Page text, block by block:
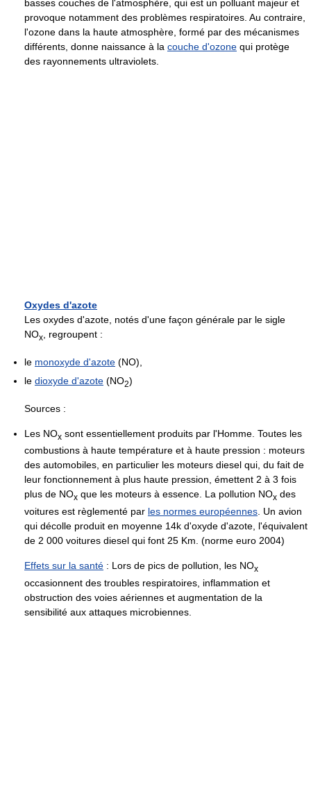
basses couches de l'atmosphère, qui est un polluant majeur et
provoque notamment des problèmes respiratoires. Au contraire,
l'ozone dans la haute atmosphère, formé par des mécanismes
différents, donne naissance à la couche d'ozone qui protège
des rayonnements ultraviolets.
Oxydes d'azote
Les oxydes d'azote, notés d'une façon générale par le sigle
NOx , regroupent :
le monoxyde d'azote (NO),
le dioxyde d'azote (NO2)
Sources :
Les NOx sont essentiellement produits par l'Homme. Toutes les
combustions à haute température et à haute pression : moteurs
des automobiles, en particulier les moteurs diesel qui, du fait de
leur fonctionnement à plus haute pression, émettent 2 à 3 fois
plus de NOx que les moteurs à essence. La pollution NOx des
voitures est règlementé par les normes européennes . Un avion
qui décolle produit en moyenne 14k d'oxyde d'azote, l'équivalent
de 2 000 voitures diesel qui font 25 Km. (norme euro 2004)
Effets sur la santé : Lors de pics de pollution, les NOx
occasionnent des troubles respiratoires, inflammation et
obstruction des voies aériennes et augmentation de la
sensibilité aux attaques microbiennes.